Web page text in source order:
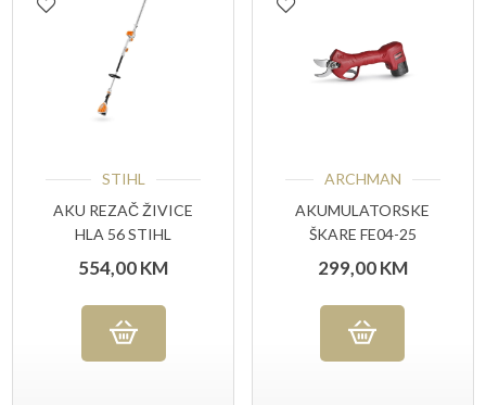
STIHL
AKU REZAČ ŽIVICE
HLA 56 STIHL
554,00KM
ARCHMAN
AKUMULATORSKE
ŠKARE FE04-25
299,00KM